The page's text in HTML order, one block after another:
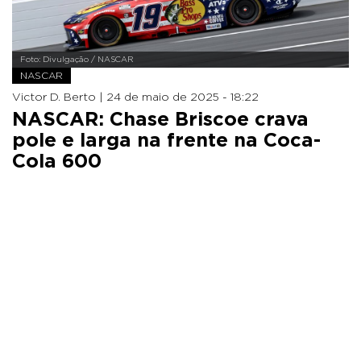
Foto: Divulgação / NASCAR
NASCAR
Victor D. Berto | 24 de maio de 2025 - 18:22
NASCAR: Chase Briscoe crava
pole e larga na frente na Coca-
Cola 600